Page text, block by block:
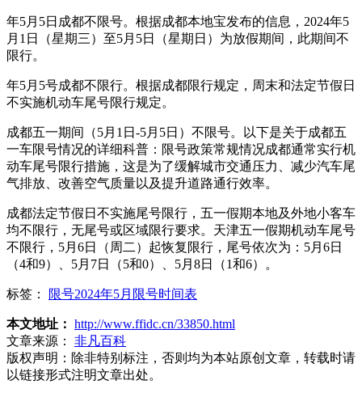
年5月5日成都不限号。根据成都本地宝发布的信息，2024年5
月1日（星期三）至5月5日（星期日）为放假期间，此期间不
限行。
年5月5号成都不限行。根据成都限行规定，周末和法定节假日
不实施机动车尾号限行规定。
成都五一期间（5月1日-5月5日）不限号。以下是关于成都五
一车限号情况的详细科普：限号政策常规情况成都通常实行机
动车尾号限行措施，这是为了缓解城市交通压力、减少汽车尾
气排放、改善空气质量以及提升道路通行效率。
成都法定节假日不实施尾号限行，五一假期本地及外地小客车
均不限行，无尾号或区域限行要求。天津五一假期机动车尾号
不限行，5月6日（周二）起恢复限行，尾号依次为：5月6日
（4和9）、5月7日（5和0）、5月8日（1和6）。
标签： 限号2024年5月限号时间表
本文地址： http://www.ffidc.cn/33850.html
文章来源：
非凡百科
版权声明： 除非特别标注，否则均为本站原创文章，转载时请
以链接形式注明文章出处。